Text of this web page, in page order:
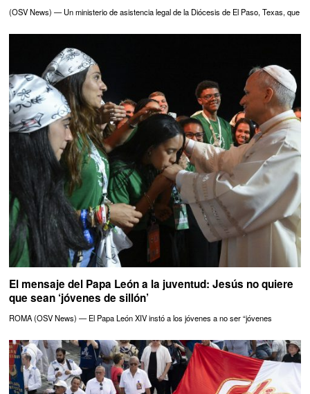
(OSV News) — Un ministerio de asistencia legal de la Diócesis de El Paso, Texas, que
El mensaje del Papa León a la juventud: Jesús no quiere
que sean ‘jóvenes de sillón’
ROMA (OSV News) — El Papa León XIV instó a los jóvenes a no ser “jóvenes